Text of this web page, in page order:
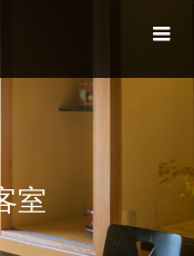
室